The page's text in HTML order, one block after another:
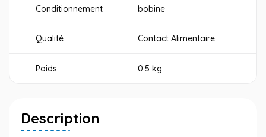
Conditionnement bobine
Qualité Contact Alimentaire
Poids 0.5 kg
Description